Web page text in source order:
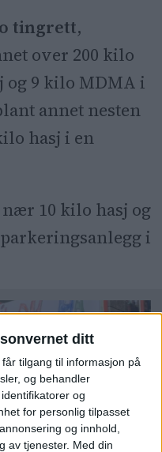
ditt
tilgang til informasjon på
og behandler
og
for personlig tilpasset
og innhold,
av tjenester. Med din
tingrett,
over 200 kilo
og 9 kilo MDMA i
annet nesten
hasj i en
10 kilo hasj og
i